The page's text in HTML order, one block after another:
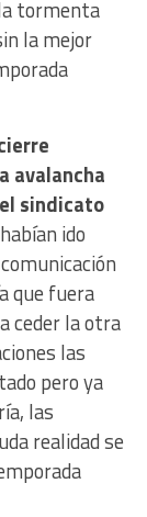
tormenta
la mejor
avalancha
sindicato
ido
que fuera
ceder la otra
las
pero ya
las
realidad se